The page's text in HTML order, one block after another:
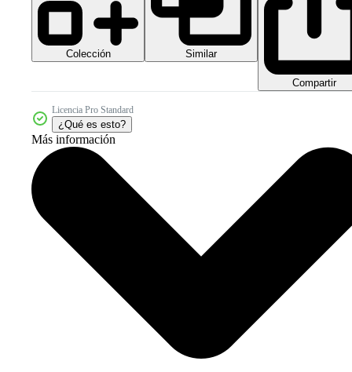
Colección Similar
Compartir
Licencia Pro Standard
¿Qué es esto?
Más información